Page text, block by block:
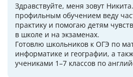
Здравствуйте, меня зовут
профильным обучением веду
практику и помогаю детям
в школе и на экзаменах.
Готовлю школьников к ОГЭ по
информатике и географии, а
учениками 1–7 классов по